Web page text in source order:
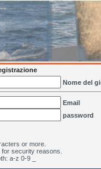
Nome del
Email
password
or more.
security reasons.
a-z 0-9 _